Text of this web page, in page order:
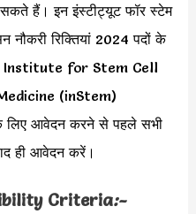
सकते हैं। इन इंस्टीट्यूट फॉर स्टेम
नौकरी रिक्तियां 2024 पदों के
की Institute for Stem Cell
(inStem)
आवेदन करने से पहले सभी
ही आवेदन करें।
Criteria:-